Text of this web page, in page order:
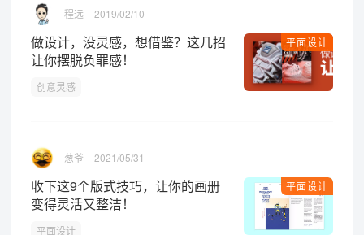
程远 2019/02/10
平面设计
做设计，没灵感，想借鉴？这几招
让你摆脱负罪感！
创意灵感
葱爷 2021/05/31
平面设计
收下这9个版式技巧，让你的画册
变得灵活又整洁！
平面设计